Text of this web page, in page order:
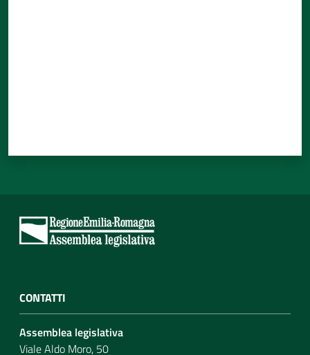
CONTATTI
Assemblea legislativa
Viale Aldo Moro, 50